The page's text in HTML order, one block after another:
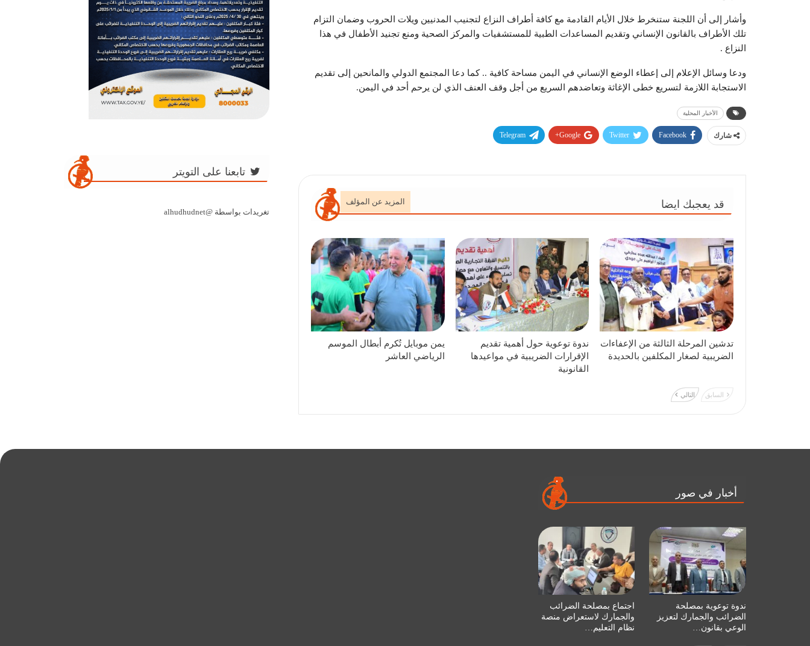
وأشار إلى أن اللجنة ستنخرط خلال الأيام القادمة مع كافة أطراف النزاع لتجنيب المدنيين ويلات الحروب وضمان التزام
تلك الأطراف بالقانون الإنساني وتقديم المساعدات الطبية للمستشفيات والمركز الصحية ومنع تجنيد الأطفال في هذا
النزاع .
ودعا وسائل الإعلام إلى إعطاء الوضع الإنساني في اليمن مساحة كافية .. كما دعا المجتمع الدولي والمانحين إلى تقديم
الاستجابة اللازمة لتسريع خطى الإغاثة وتعاضدهم السريع من أجل وقف العنف الذي لن يرحم أحد في اليمن.
الأخبار المحلية
شارك Facebook
Twitter
Google+
Telegram
قد يعجبك ايضا المزيد عن المؤلف
تدشين المرحلة الثالثة من الإعفاءات
الضريبية لصغار المكلفين بالحديدة
ندوة توعوية حول أهمية تقديم
الإقرارات الضريبية في مواعيدها
القانونية
يمن موبايل تُكرم أبطال الموسم
الرياضي العاشر
السابق التالي
تابعنا على التويتر
تغريدات بواسطة @alhudhudnet
أخبار في صور
ندوة توعوية بمصلحة
الضرائب والجمارك لتعزيز
الوعي بقانون…
اجتماع بمصلحة الضرائب
والجمارك لاستعراض منصة
نظام التعليم…